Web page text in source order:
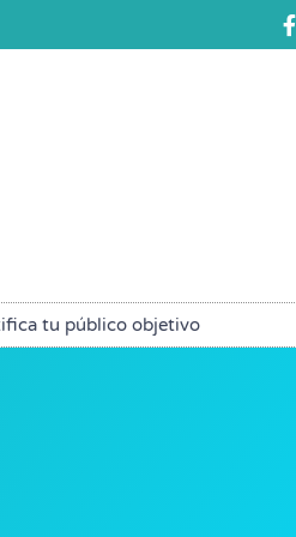
tu público objetivo